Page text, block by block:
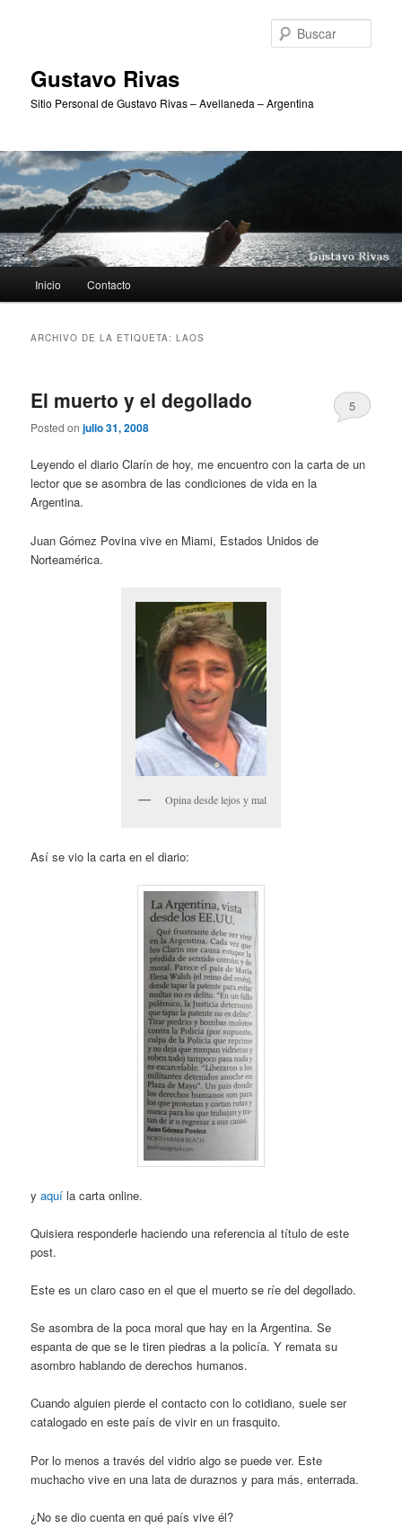
Gustavo Rivas
Sitio Personal de Gustavo Rivas – Avellaneda – Argentina
principal
Inicio Contacto
ARCHIVO DE LA ETIQUETA:LAOS
El muerto y el degollado
Posted onjulio 31, 2008
5
Leyendo el diario Clarín de hoy, me encuentro con la carta de un
lector que se asombra de las condiciones de vida en la
Argentina.
Juan Gómez Povina vive en Miami, Estados Unidos de
Norteamérica.
Opina desde lejos y mal
Así se vio la carta en el diario:
yaquí la carta online.
Quisiera responderle haciendo una referencia al título de este
post.
Este es un claro caso en el que el muerto se ríe del degollado.
Se asombra de la poca moral que hay en la Argentina. Se
espanta de que se le tiren piedras a la policía. Y remata su
asombro hablando de derechos humanos.
Cuando alguien pierde el contacto con lo cotidiano, suele ser
catalogado en este país de vivir en un frasquito.
Por lo menos a través del vidrio algo se puede ver. Este
muchacho vive en una lata de duraznos y para más, enterrada.
¿No se dio cuenta en qué país vive él?